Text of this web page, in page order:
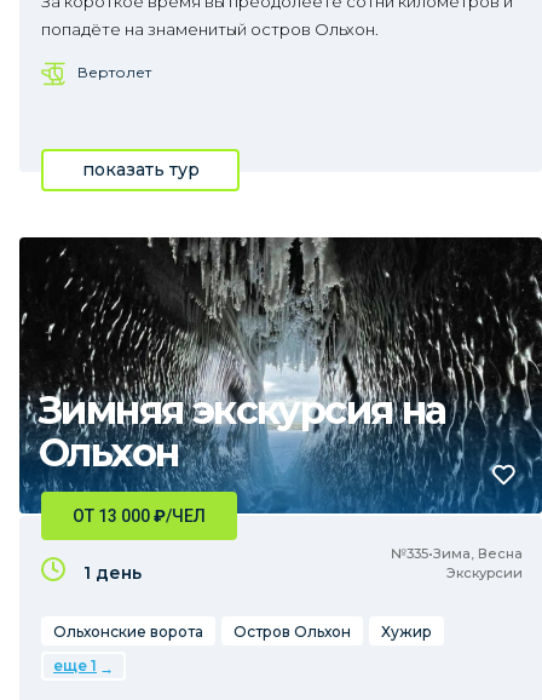
попадёте на знаменитый остров Ольхон.
Вертолет
показать тур
Зимняя экскурсия на
Ольхон
№335•Зима, Весна
Экскурсии
ОТ 13 000₽/ЧЕЛ
1 день
Ольхонские ворота Остров Ольхон
Хужир
еще 1